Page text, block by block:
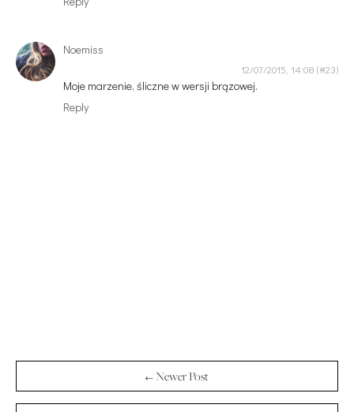
Noemiss
12/07/2015, 14:08
Moje marzenie, śliczne w wersji brązowej.
Reply
← Newer Post